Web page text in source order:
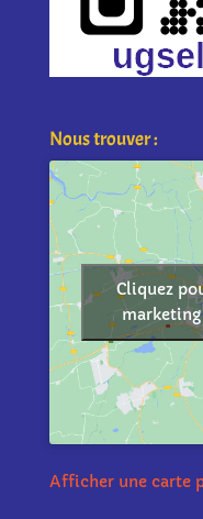
Nous trouver :
Cliquez
Afficher une carte